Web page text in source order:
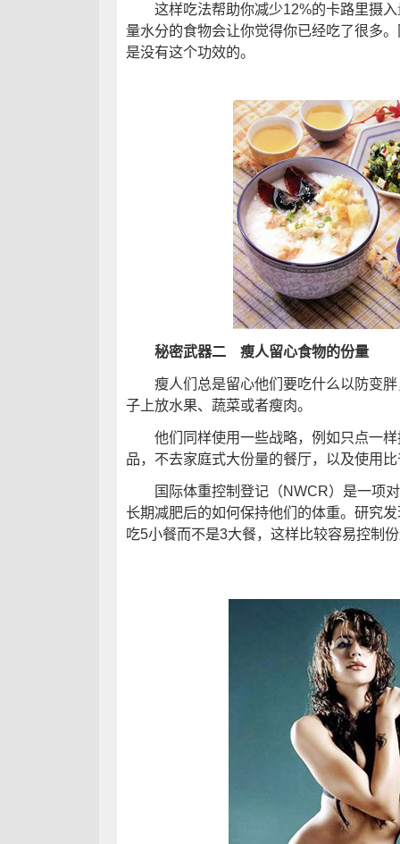
这样吃法帮助你减少12%的卡路里摄入
量水分的食物会让你觉得你已经吃了很多
是没有这个功效的。
秘密武器二 瘦人留心食物的份量
瘦人们总是留心他们要吃什么以防变胖
子上放水果、蔬菜或者瘦肉。
他们同样使用一些战略，例如只点一样
品，不去家庭式大份量的餐厅，以及使用
国际体重控制登记（NWCR）是一项对
长期减肥后的如何保持他们的体重。研究
吃5小餐而不是3大餐，这样比较容易控制